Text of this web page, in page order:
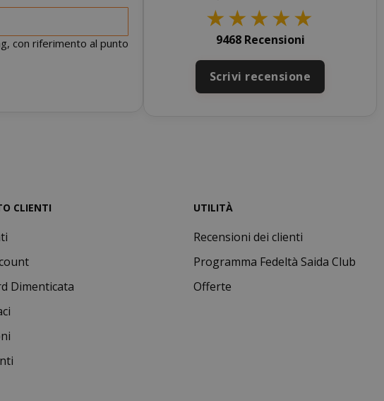
con riferimento al punto
★★★★★
9468 Recensioni
Scrivi recensione
CLIENTI
Dimenticata
UTILITÀ
Recensioni dei clienti
Programma Fedeltà Saida Club
Offerte
ma dove si
cookie di
sessione è